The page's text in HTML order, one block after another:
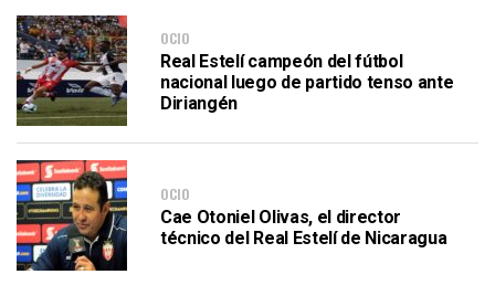
OCIO
Real Estelí campeón del fútbol
nacional luego de partido tenso ante
Diriangén
OCIO
Cae Otoniel Olivas, el director
técnico del Real Estelí de Nicaragua